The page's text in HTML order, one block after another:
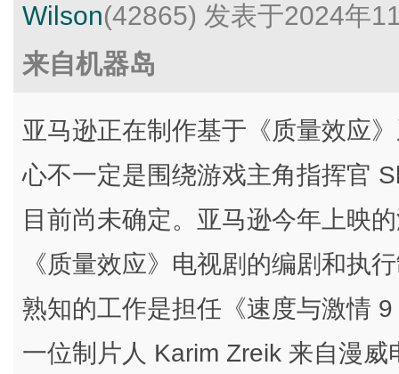
Wilson(42865) 发表于2024年
来自机器岛
亚马逊正在制作基于《质量效应
心不一定是围绕游戏主角指挥官
目前尚未确定。亚马逊今年上映
《质量效应》电视剧的编剧和执
熟知的工作是担任《速度与激情
一位制片人 Karim Zreik 来自漫